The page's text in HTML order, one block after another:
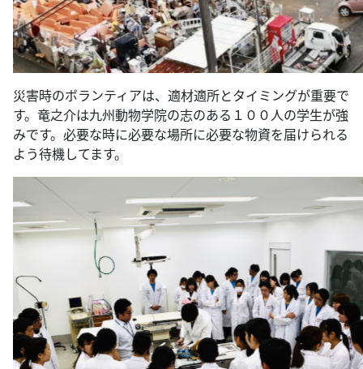
災害時のボランティアは、適材適所とタイミングが重要で
す。竜之介は九州動物学院の志のある１００人の学生が強
みです。必要な時に必要な場所に必要な物資を届けられる
よう待機してます。